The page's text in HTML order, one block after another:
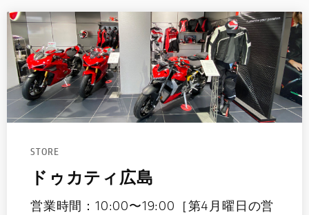
STORE
ドゥカティ広島
営業時間：10:00〜19:00［第4月曜日の営